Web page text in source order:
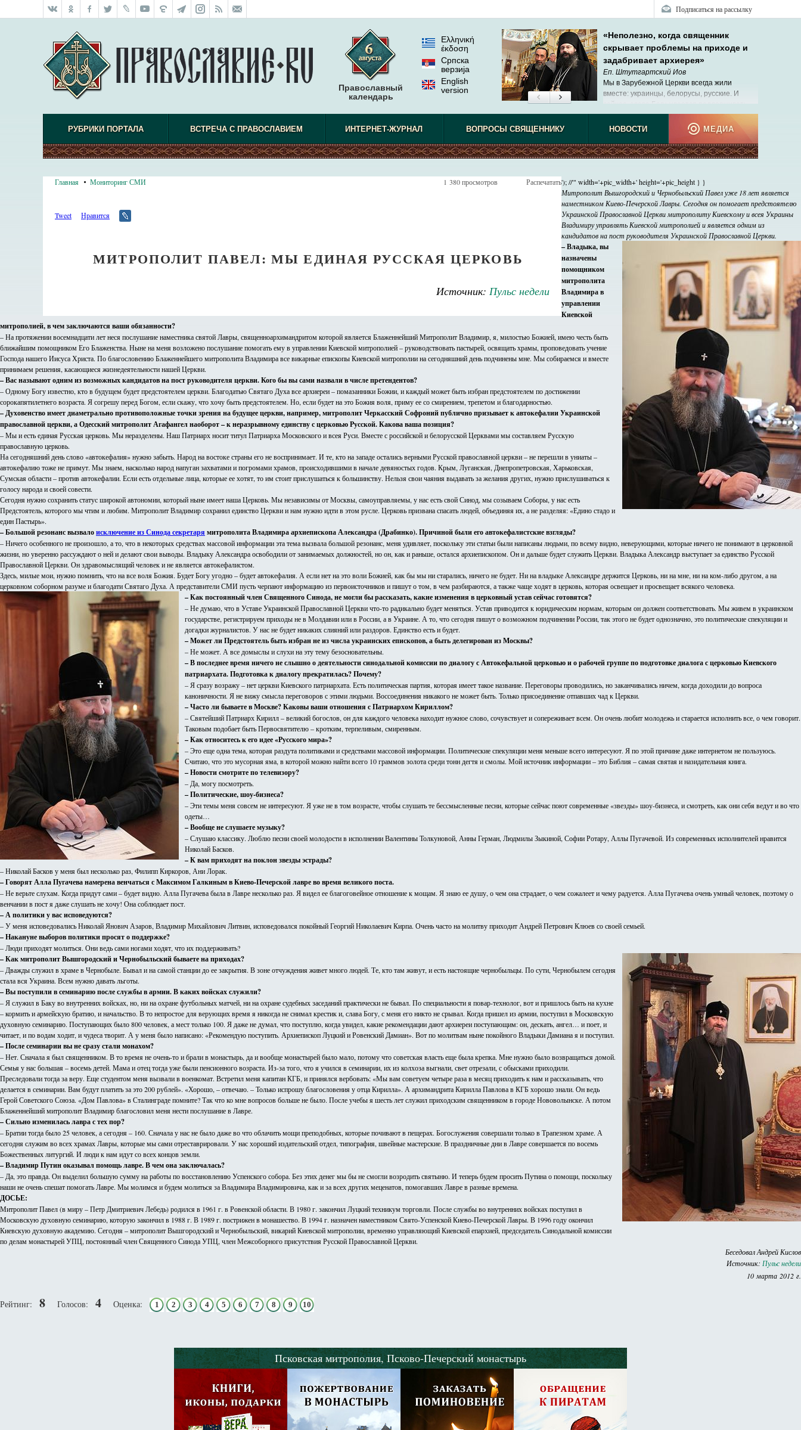
Подписаться на рассылку
Православный
календарь
Ελληνική
έκδοση
Српска
верзиjа
English
version
«Неполезно, когда священник
скрывает проблемы на приходе и
задабривает архиерея»
Еп. Штутгартский Иов
Мы в Зарубежной Церкви всегда жили
вместе: украинцы, белорусы, русские. И
эти теплые отношения.
РУБРИКИ ПОРТАЛА ВСТРЕЧА С ПРАВОСЛАВИЕМ ИНТЕРНЕТ-ЖУРНАЛ ВОПРОСЫ СВЯЩЕННИКУ НОВОСТИ МЕДИА
Главная Мониторинг СМИ 1 380 просмотров Распечатать
Tweet Нравится
МИТРОПОЛИТ ПАВЕЛ: МЫ ЕДИНАЯ РУССКАЯ ЦЕРКОВЬ
Источник: Пульс недели
'); //'" width='+pic_width+' height='+pic_height } }
Митрополит Вышгородский и Чернобыльский Павел уже 18 лет является
наместником Киево-Печерской Лавры. Сегодня он помогает предстоятелю
Украинской Православной Церкви митрополиту Киевскому и всея Украины
Владимиру управлять Киевской митрополией и является одним из
кандидатов на пост руководителя Украинской Православной Церкви.
– Владыка, вы
назначены
помощником
митрополита
Владимира в
управлении
Киевской
митрополией, в чем заключаются ваши обязанности?
– На протяжении восемнадцати лет неся послушание наместника святой Лавры, священноархимандритом которой является Блаженнейший Митрополит Владимир, я, милостью Божией, имею честь быть
ближайшим помощником Его Блаженства. Ныне на меня возложено послушание помогать ему в управлении Киевской митрополией – руководствовать пастырей, освящать храмы, проповедовать учение
Господа нашего Иисуса Христа. По благословению Блаженнейшего митрополита Владимира все викарные епископы Киевской митрополии на сегодняшний день подчинены мне. Мы собираемся и вместе
принимаем решения, касающиеся жизнедеятельности нашей Церкви.
– Вас называют одним из возможных кандидатов на пост руководителя церкви. Кого бы вы сами назвали в числе претендентов?
– Одному Богу известно, кто в будущем будет предстоятелем церкви. Благодатью Святаго Духа все архиереи – помазанники Божии, и каждый может быть избран предстоятелем по достижении
сорокапятилетнего возраста. Я согрешу перед Богом, если скажу, что хочу быть предстоятелем. Но, если будет на это Божия воля, приму ее со смирением, трепетом и благодарностью.
– Духовенство имеет диаметрально противоположные точки зрения на будущее церкви, например, митрополит Черкасский Софроний публично призывает к автокефалии Украинской
православной церкви, а Одесский митрополит Агафангел наоборот – к неразрывному единству с церковью Русской. Какова ваша позиция?
– Мы и есть единая Русская церковь. Мы неразделены. Наш Патриарх носит титул Патриарха Московского и всея Руси. Вместе с российской и белорусской Церквами мы составляем Русскую
православную церковь.
На сегодняшний день слово «автокефалия» нужно забыть. Народ на востоке страны его не воспринимает. И те, кто на западе остались верными Русской православной церкви – не перешли в униаты –
автокефалию тоже не примут. Мы знаем, насколько народ напуган захватами и погромами храмов, происходившими в начале девяностых годов. Крым, Луганская, Днепропетровская, Харьковская,
Сумская области – против автокефалии. Если есть отдельные лица, которые ее хотят, то им стоит прислушаться к большинству. Нельзя свои чаяния выдавать за желания других, нужно прислушиваться к
голосу народа и своей совести.
Сегодня нужно сохранить статус широкой автономии, который ныне имеет наша Церковь. Мы независимы от Москвы, самоуправляемы, у нас есть свой Синод, мы созываем Соборы, у нас есть
Предстоятель, которого мы чтим и любим. Митрополит Владимир сохранил единство Церкви и нам нужно идти в этом русле. Церковь призвана спасать людей, объединяя их, а не разделяя: «Едино стадо и
един Пастырь».
– Большой резонанс вызвалоисключение из Синода секретаря митрополита Владимира архиепископа Александра (Драбинко). Причиной были его автокефалистские взгляды?
– Ничего особенного не произошло, а то, что в некоторых средствах массовой информации эта тема вызвала большой резонанс, меня удивляет, поскольку эти статьи были написаны людьми, по всему видно, неверующими, которые ничего не понимают в церковной
жизни, но уверенно рассуждают о ней и делают свои выводы. Владыку Александра освободили от занимаемых должностей, но он, как и раньше, остался архиепископом. Он и дальше будет служить Церкви. Владыка Александр выступает за единство Русской
Православной Церкви. Он здравомыслящий человек и не является автокефалистом.
Здесь, милые мои, нужно помнить, что на все воля Божия. Будет Богу угодно – будет автокефалия. А если нет на это воли Божией, как бы мы ни старались, ничего не будет. Ни на владыке Александре держится Церковь, ни на мне, ни на ком-либо другом, а на
церковном соборном разуме и благодати Святаго Духа. А представители СМИ пусть черпают информацию из первоисточников и пишут о том, в чем разбираются, а также чаще ходят в церковь, которая освещает и просвещает всякого человека.
– Как постоянный член Священного Синода, не могли бы рассказать, какие изменения в церковный устав сейчас готовятся?
– Не думаю, что в Уставе Украинской Православной Церкви что-то радикально будет меняться. Устав приводится к юридическим нормам, которым он должен соответствовать. Мы живем в украинском
государстве, регистрируем приходы не в Молдавии или в России, а в Украине. А то, что сегодня пишут о возможном подчинении России, так этого не будет однозначно, это политические спекуляции и
догадки журналистов. У нас не будет никаких слияний или раздоров. Единство есть и будет.
– Может ли Предстоятель быть избран не из числа украинских епископов, а быть делегирован из Москвы?
– Не может. А все домыслы и слухи на эту тему безосновательны.
– В последнее время ничего не слышно о деятельности синодальной комиссии по диалогу с Автокефальной церковью и о рабочей группе по подготовке диалога с церковью Киевского
патриархата. Подготовка к диалогу прекратилась? Почему?
– Я сразу возражу – нет церкви Киевского патриархата. Есть политическая партия, которая имеет такое название. Переговоры проводились, но заканчивались ничем, когда доходили до вопроса
каноничности. Я не вижу смысла переговоров с этими людьми. Воссоединения никакого не может быть. Только присоединение отпавших чад к Церкви.
– Часто ли бываете в Москве? Каковы ваши отношения с Патриархом Кириллом?
– Святейший Патриарх Кирилл – великий богослов, он для каждого человека находит нужное слово, сочувствует и сопереживает всем. Он очень любит молодежь и старается исполнить все, о чем говорит.
Таковым подобает быть Первосвятителю – кротким, терпеливым, смиренным.
– Как относитесь к его идее «Русского мира»?
– Это еще одна тема, которая раздута политиками и средствами массовой информации. Политические спекуляции меня меньше всего интересуют. Я по этой причине даже интернетом не пользуюсь.
Считаю, что это мусорная яма, в которой можно найти всего 10 граммов золота среди тонн дегтя и смолы. Мой источник информации – это Библия – самая святая и назидательная книга.
– Новости смотрите по телевизору?
– Да, могу посмотреть.
– Политические, шоу-бизнеса?
– Эти темы меня совсем не интересуют. Я уже не в том возрасте, чтобы слушать те бессмысленные песни, которые сейчас поют современные «звезды» шоу-бизнеса, и смотреть, как они себя ведут и во что
одеты…
– Вообще не слушаете музыку?
– Слушаю классику. Люблю песни своей молодости в исполнении Валентины Толкуновой, Анны Герман, Людмилы Зыкиной, Софии Ротару, Аллы Пугачевой. Из современных исполнителей нравится
Николай Басков.
– К вам приходят на поклон звезды эстрады?
– Николай Басков у меня был несколько раз, Филипп Киркоров, Ани Лорак.
– Говорят Алла Пугачева намерена венчаться с Максимом Галкиным в Киево-Печерской лавре во время великого поста.
– Не верьте слухам. Когда придут сами – будет видно. Алла Пугачева была в Лавре несколько раз. Я видел ее благоговейное отношение к мощам. Я знаю ее душу, о чем она страдает, о чем сожалеет и чему радуется. Алла Пугачева очень умный человек, поэтому о
венчании в пост я даже слушать не хочу! Она соблюдает пост.
– А политики у вас исповедуются?
– У меня исповедовались Николай Янович Азаров, Владимир Михайлович Литвин, исповедовался покойный Георгий Николаевич Кирпа. Очень часто на молитву приходит Андрей Петрович Клюев со своей семьей.
– Накануне выборов политики просят о поддержке?
– Люди приходят молиться. Они ведь сами ногами ходят, что их поддерживать?
– Как митрополит Вышгородский и Чернобыльский бываете на приходах?
– Дважды служил в храме в Чернобыле. Бывал и на самой станции до ее закрытия. В зоне отчуждения живет много людей. Те, кто там живут, и есть настоящие чернобыльцы. По сути, Чернобылем сегодня
стала вся Украина. Всем нужно давать льготы.
– Вы поступили в семинарию после службы в армии. В каких войсках служили?
– Я служил в Баку во внутренних войсках, но, ни на охране футбольных матчей, ни на охране судебных заседаний практически не бывал. По специальности я повар-технолог, вот и пришлось быть на кухне
– кормить и армейскую братию, и начальство. В то непростое для верующих время я никогда не снимал крестик и, слава Богу, с меня его никто не срывал. Когда пришел из армии, поступил в Московскую
духовную семинарию. Поступающих было 800 человек, а мест только 100. Я даже не думал, что поступлю, когда увидел, какие рекомендации дают архиереи поступающим: он, дескать, ангел… и поет, и
читает, и по водам ходит, и чудеса творит. А у меня было написано: «Рекомендую поступить. Архиепископ Луцкий и Ровенский Дамиан». Вот по молитвам ныне покойного Владыки Дамиана я и поступил.
– После семинарии вы не сразу стали монахом?
– Нет. Сначала я был священником. В то время не очень-то и брали в монастырь, да и вообще монастырей было мало, потому что советская власть еще была крепка. Мне нужно было возвращаться домой.
Семья у нас большая – восемь детей. Мама и отец тогда уже были пенсионного возраста. Из-за того, что я учился в семинарии, их из колхоза выгнали, свет отрезали, с обысками приходили.
Преследовали тогда за веру. Еще студентом меня вызвали в военкомат. Встретил меня капитан КГБ, и принялся вербовать: «Мы вам советуем четыре раза в месяц приходить к нам и рассказывать, что
делается в семинарии. Вам будут платить за это 200 рублей». «Хорошо, – отвечаю. – Только испрошу благословения у отца Кирилла». А архимандрита Кирилла Павлова в КГБ хорошо знали. Он ведь
Герой Советского Союза. «Дом Павлова» в Сталинграде помните? Так что ко мне вопросов больше не было. После учебы я шесть лет служил приходским священником в городе Нововолынске. А потом
Блаженнейший митрополит Владимир благословил меня нести послушание в Лавре.
– Сильно изменилась лавра с тех пор?
– Братии тогда было 25 человек, а сегодня – 160. Сначала у нас не было даже во что облачить мощи преподобных, которые почивают в пещерах. Богослужения совершали только в Трапезном храме. А
сегодня служим во всех храмах Лавры, которые мы сами отреставрировали. У нас хороший издательский отдел, типография, швейные мастерские. В праздничные дни в Лавре совершается по восемь
Божественных литургий. И люди к нам идут со всех концов земли.
– Владимир Путин оказывал помощь лавре. В чем она заключалась?
– Да, это правда. Он выделил большую сумму на работы по восстановлению Успенского собора. Без этих денег мы бы не смогли возродить святыню. И теперь будем просить Путина о помощи, поскольку
наши не очень спешат помогать Лавре. Мы молимся и будем молиться за Владимира Владимировича, как и за всех других меценатов, помогавших Лавре в разные времена.
ДОСЬЕ:
Митрополит Павел (в миру – Петр Дмитриевич Лебедь) родился в 1961 г. в Ровенской области. В 1980 г. закончил Луцкий техникум торговли. После службы во внутренних войсках поступил в
Московскую духовную семинарию, которую закончил в 1988 г. В 1989 г. пострижен в монашество. В 1994 г. назначен наместником Свято-Успенской Киево-Печерской Лавры. В 1996 году окончил
Киевскую духовную академию. Сегодня – митрополит Вышгородский и Чернобыльский, викарий Киевской митрополии, временно управляющий Киевской епархией, председатель Синодальной комиссии
по делам монастырей УПЦ, постоянный член Священного Синода УПЦ, член Межсоборного присутствия Русской Православной Церкви.
Беседовал Андрей Кислов
Источник: Пульс недели
10 марта 2012 г.
Рейтинг: 8 Голосов: 4 Оценка: 1 2 3 4 5 6 7 8 9 10
Псковская митрополия, Псково-Печерский монастырь